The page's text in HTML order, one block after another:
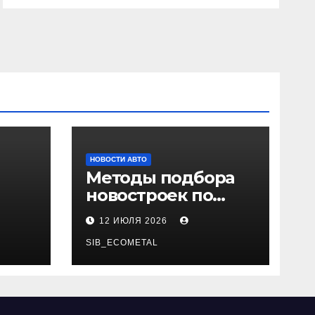
НОВОСТИ АВТО
Методы подбора
новостроек по
заданным
критериям
12 ИЮЛЯ 2026
SIB_ECOMETAL